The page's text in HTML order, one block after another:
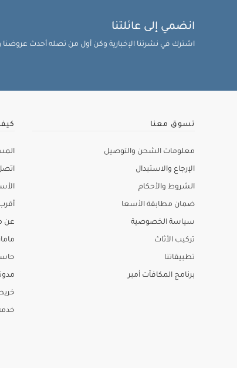
انضمي إلى عائلتنا
اشترك في نشرتنا الإخبارية وكن أول من تصله أحدث عروضنا
تسوق معنا
معلومات الشحن والتوصيل
الإرجاع والاستبدال
الشروط والأحكام
ضمان مطابقة الأسعا
سياسة الخصوصية
تركيب الأثاث
تطبيقاتنا
برنامج المكافآت أمبر
عن